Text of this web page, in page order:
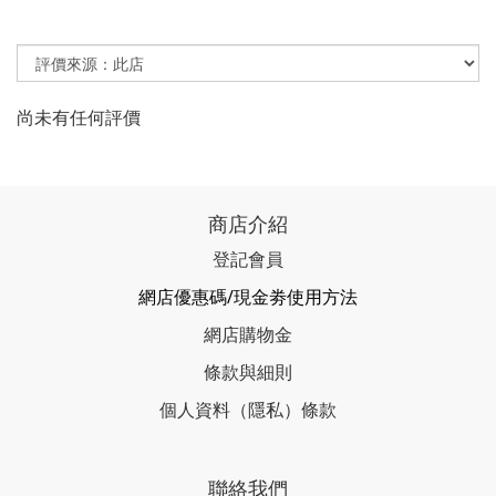
尚未有任何評價
商店介紹
登記會員
網店優惠碼/現金劵使用方法
網店購物金
條款與細則
個人資料（隱私）條款
聯絡我們